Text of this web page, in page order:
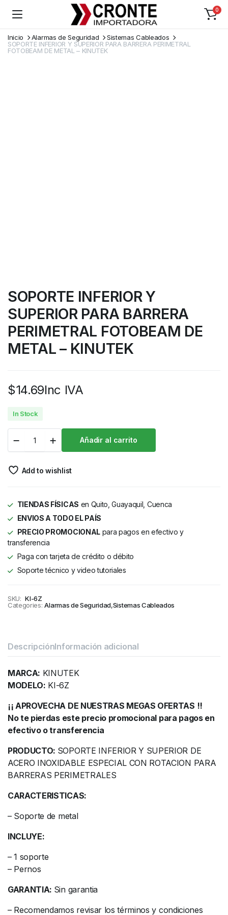
0
Inicio Alarmas de Seguridad
Sistemas Cableados
SOPORTE INFERIOR Y SUPERIOR PARA BARRERA PERIMETRAL
FOTOBEAM DE METAL – KINUTEK
SOPORTE INFERIOR Y
SUPERIOR PARA BARRERA
PERIMETRAL FOTOBEAM DE
METAL – KINUTEK
$14.69Inc IVA
In Stock
Añadir al carrito
Add to wishlist
TIENDAS FÍSICAS en Quito, Guayaquil, Cuenca
ENVIOS A TODO EL PAÍS
PRECIO PROMOCIONALpara pagos en efectivo y
transferencia
Paga con tarjeta de crédito o débito
Soporte técnico y video tutoriales
SKU: KI-6Z
Categories: Alarmas de Seguridad,Sistemas Cableados
DescripciónInformación adicional
MARCA: KINUTEK
MODELO: KI-6Z
¡¡ APROVECHA DE NUESTRAS MEGAS OFERTAS !!
No te pierdas este precio promocional para pagos en
efectivo o transferencia
PRODUCTO: SOPORTE INFERIOR Y SUPERIOR DE
ACERO INOXIDABLE ESPECIAL CON ROTACION PARA
BARRERAS PERIMETRALES
CARACTERISTICAS:
– Soporte de metal
INCLUYE:
– 1 soporte
– Pernos
GARANTIA: Sin garantia
– Recomendamos revisar los términos y condiciones